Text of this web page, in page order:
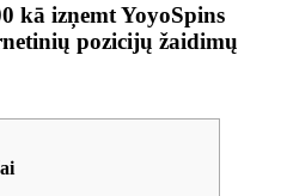
kā izņemt YoyoSpins
pozicijų žaidimų